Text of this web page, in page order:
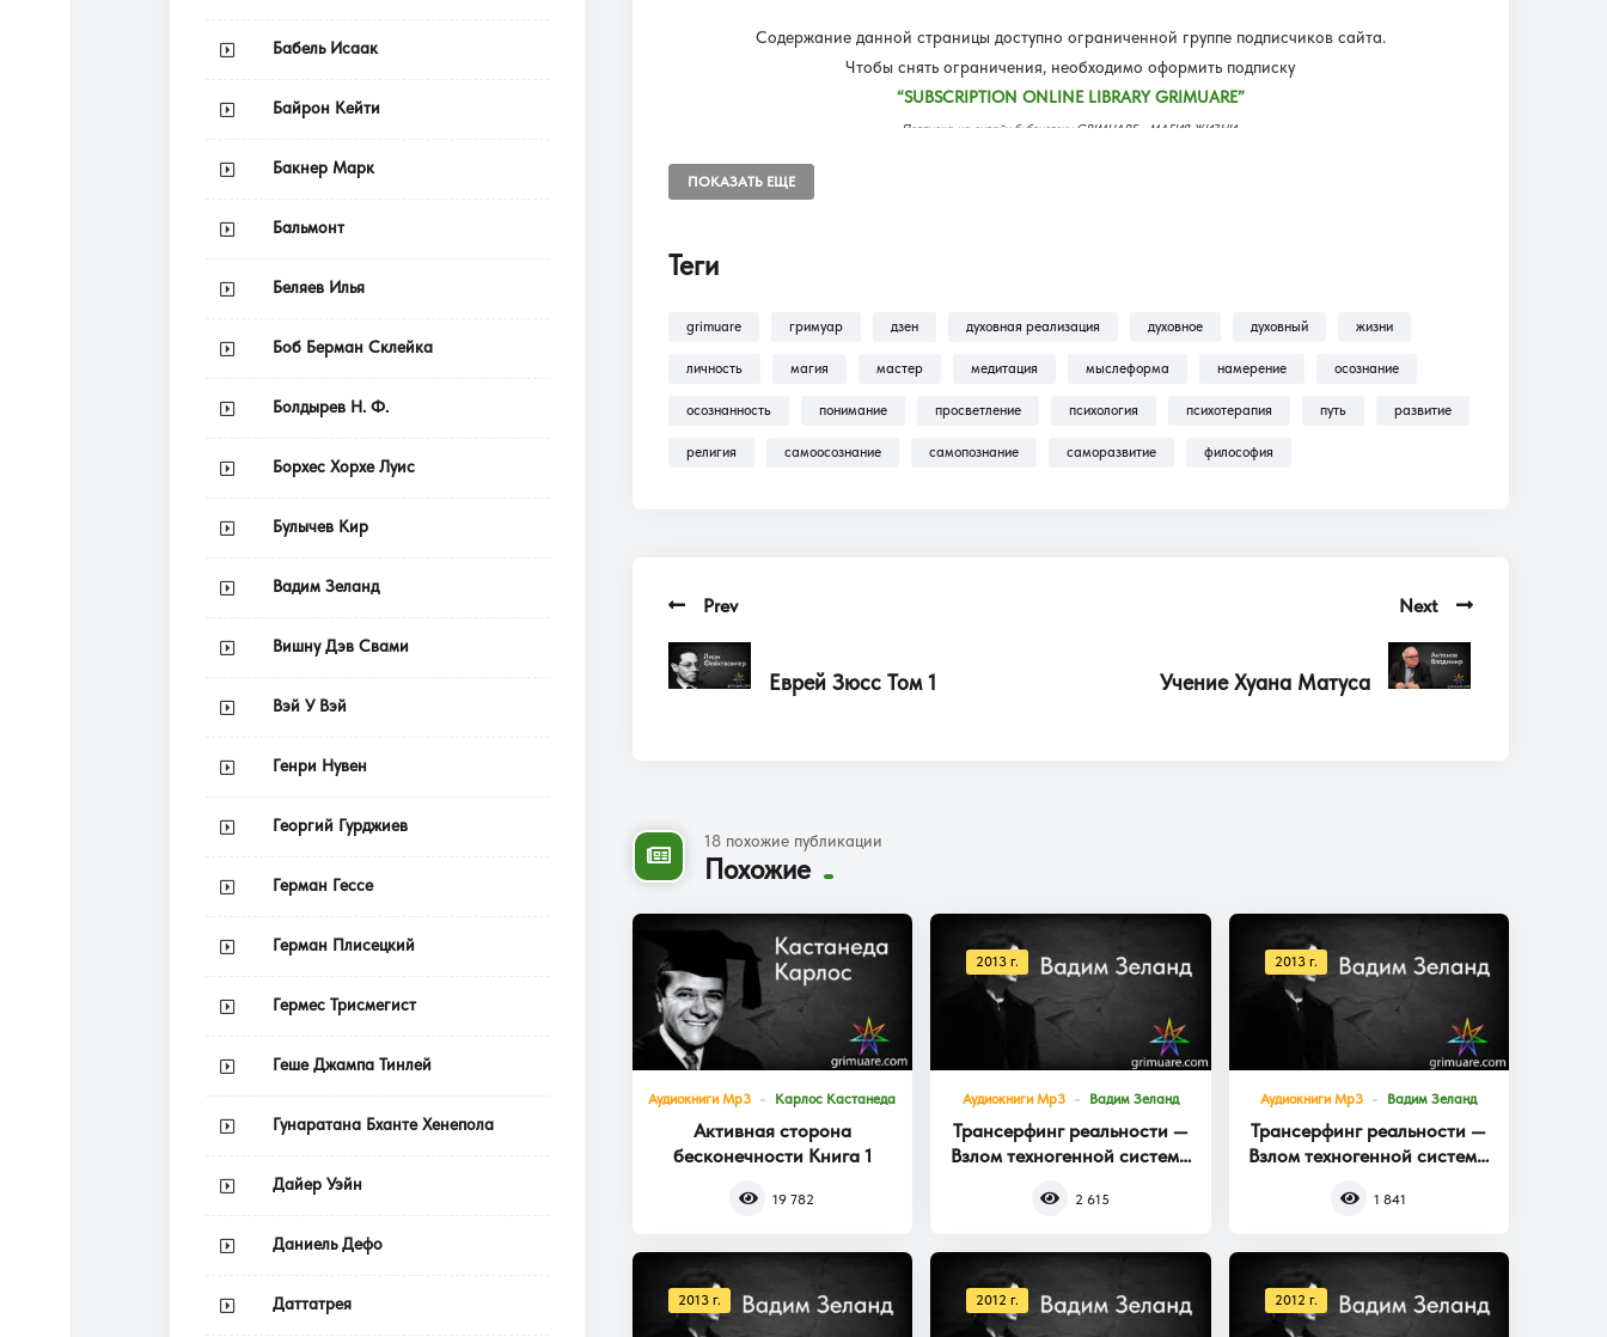
Содержание данной страницы доступно ограниченной группе подписчиков сайта.
Чтобы снять ограничения, необходимо оформить подписку
“SUBSCRIPTION ONLINE LIBRARY GRIMUARE”
Подписка на онлайн библиотеку GRIMUARE - МАГИЯ ЖИЗНИ.
ПОКАЗАТЬ ЕЩЕ
Теги
grimuare гримуар дзен духовная реализация духовное духовный жизни
личность магия мастер медитация мыслеформа намерение осознание
осознанность понимание просветление психология психотерапия путь развитие
религия самоосознание самопознание саморазвитие философия
Prev
Еврей Зюсс Том 1
Next
Учение Хуана Матуса
18 похожие публикации
Похожие
Аудиокниги Mp3 Карлос Кастанеда
Активная сторона
бесконечности Книга 1
19 782
2013 г.
Аудиокниги Mp3 Вадим Зеланд
Трансерфинг реальности —
Взлом техногенной системы
2 615
2013 г.
Аудиокниги Mp3 Вадим Зеланд
Трансерфинг реальности —
Взлом техногенной системы
1 841
2013 г. 2012 г. 2012 г.
Бабель Исаак
Байрон Кейти
Бакнер Марк
Бальмонт
Беляев Илья
Боб Берман Склейка
Болдырев Н. Ф.
Борхес Хорхе Луис
Булычев Кир
Вадим Зеланд
Вишну Дэв Свами
Вэй У Вэй
Генри Нувен
Георгий Гурджиев
Герман Гессе
Герман Плисецкий
Гермес Трисмегист
Геше Джампа Тинлей
Гунаратана Бханте Хенепола
Дайер Уэйн
Даниель Дефо
Даттатрея